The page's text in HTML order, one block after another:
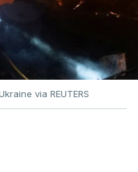
a Câmara dos
uma votação
aos Estados
que leve o
via REUTERS